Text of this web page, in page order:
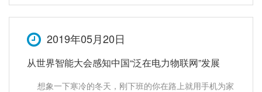
2019年05月20日
从世界智能大会感知中国“泛在电力物联网”发展
想象一下寒冷的冬天，刚下班的你在路上就用手机为家